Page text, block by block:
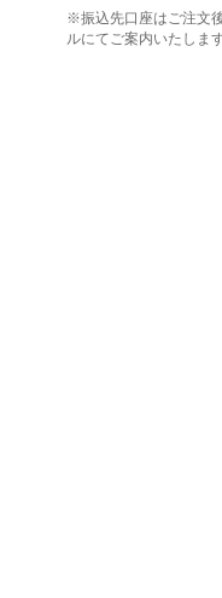
※振込先口座はご注文
ルにてご案内いたします